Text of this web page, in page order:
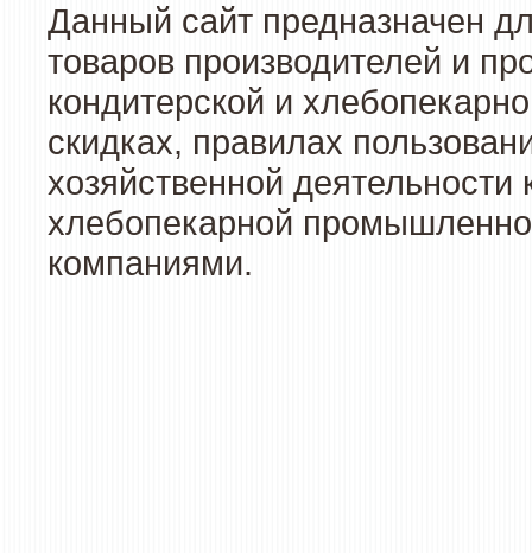
Данный сайт предназначен
товаров производителей и
кондитерской и
скидках, правилах
хозяйственной
хлебопекарной
компаниями.